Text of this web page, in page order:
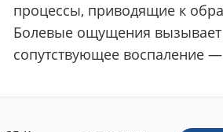
процессы, приводящие к
Болевые ощущения вызывает
сопутствующее воспаление